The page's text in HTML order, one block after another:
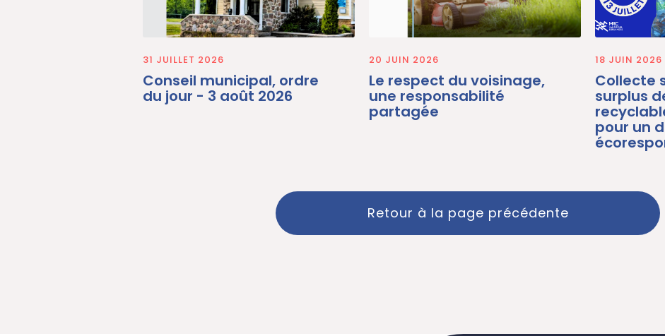
31 JUILLET 2026
Conseil municipal, ordre
du jour - 3 août 2026
20 JUIN 2026
Le respect du voisinage,
une responsabilité
partagée
18 JUIN 2026
Collecte
surplus
pour un
Retour à la page précédente